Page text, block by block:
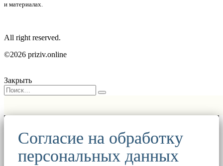
и материалах.
All right reserved.
©2026 priziv.online
Закрыть
Согласие на обработку
персональных данных